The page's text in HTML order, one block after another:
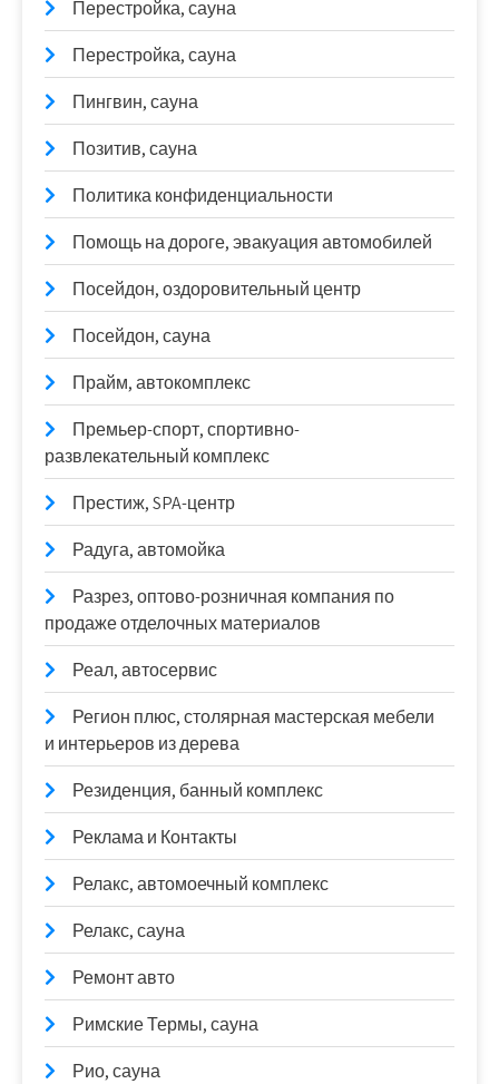
Перестройка, сауна
Перестройка, сауна
Пингвин, сауна
Позитив, сауна
Политика конфиденциальности
Помощь на дороге, эвакуация автомобилей
Посейдон, оздоровительный центр
Посейдон, сауна
Прайм, автокомплекс
Премьер-спорт, спортивно-
развлекательный комплекс
Престиж, SPA-центр
Радуга, автомойка
Разрез, оптово-розничная компания по
продаже отделочных материалов
Реал, автосервис
Регион плюс, столярная мастерская мебели
и интерьеров из дерева
Резиденция, банный комплекс
Реклама и Контакты
Релакс, автомоечный комплекс
Релакс, сауна
Ремонт авто
Римские Термы, сауна
Рио, сауна